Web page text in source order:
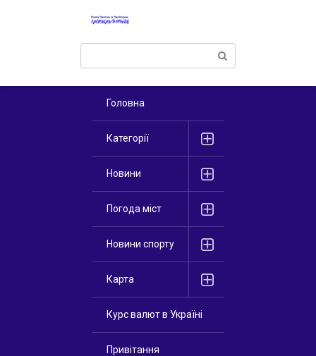
Поиск:
Головна
Категорії
Новини
Погода міст
Новини спорту
Карта
Курс валют в Україні
Привітання